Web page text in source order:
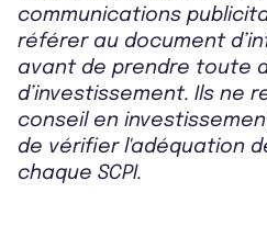
communications
référer au document
avant de prendre toute
d’investissement. Ils ne
conseil en
de vérifier l'adéquation
chaque SCPI.